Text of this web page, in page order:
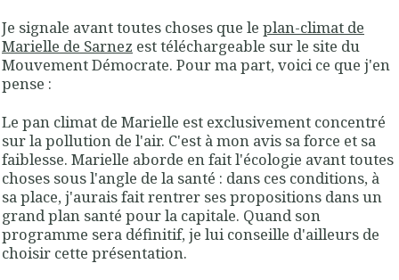
Je signale avant toutes choses que le plan-climat de
Marielle de Sarnez est téléchargeable sur le site du
Mouvement Démocrate. Pour ma part, voici ce que j'en
pense :
Le pan climat de Marielle est exclusivement concentré
sur la pollution de l'air. C'est à mon avis sa force et sa
faiblesse. Marielle aborde en fait l'écologie avant toutes
choses sous l'angle de la santé : dans ces conditions, à
sa place, j'aurais fait rentrer ses propositions dans un
grand plan santé pour la capitale. Quand son
programme sera définitif, je lui conseille d'ailleurs de
choisir cette présentation.